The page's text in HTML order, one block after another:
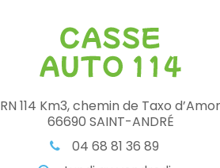
RN 114 Km3, chemin de Taxo
66690 SAINT-ANDRÉ
04 68 81 36 89